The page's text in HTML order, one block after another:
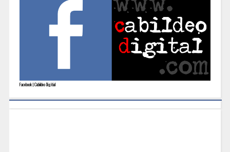
Facebook | Cabildeo Digitial